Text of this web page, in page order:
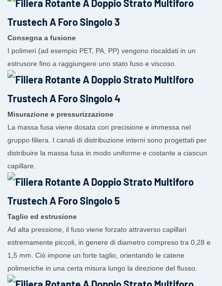
Consegna a fusione
I polimeri (ad esempio PET, PA, PP) vengono riscaldati in un
estrusore fino a raggiungere uno stato fuso e viscoso.
Misurazione e pressurizzazione
La massa fusa viene dosata con precisione e immessa nel
gruppo filiera. I canali di distribuzione interni sono progettati per
distribuire la massa fusa in modo uniforme e costante a ciascun
capillare.
Taglio ed estrusione
Ad alta pressione, il fuso viene forzato attraverso capillari
estremamente piccoli, in genere di diametro compreso tra 0,28 e
1,5 mm. Ciò impone un forte taglio, orientando le catene
polimeriche in una certa misura lungo la direzione del flusso.